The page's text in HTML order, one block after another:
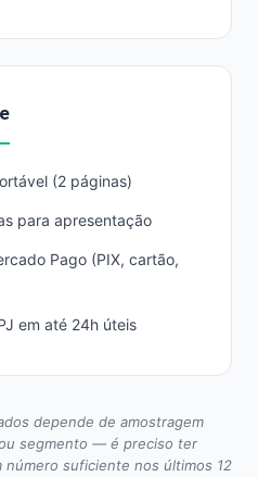
(2 páginas)
para apresentação
Pago (PIX, cartão,
em até 24h úteis
depende de amostragem
segmento — é preciso ter
suficiente nos últimos 12